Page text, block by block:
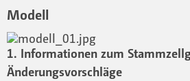
Modell
1. Informationen zum
Änderungsvorschläge